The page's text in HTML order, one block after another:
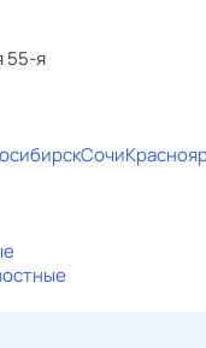
55-я
Сочи